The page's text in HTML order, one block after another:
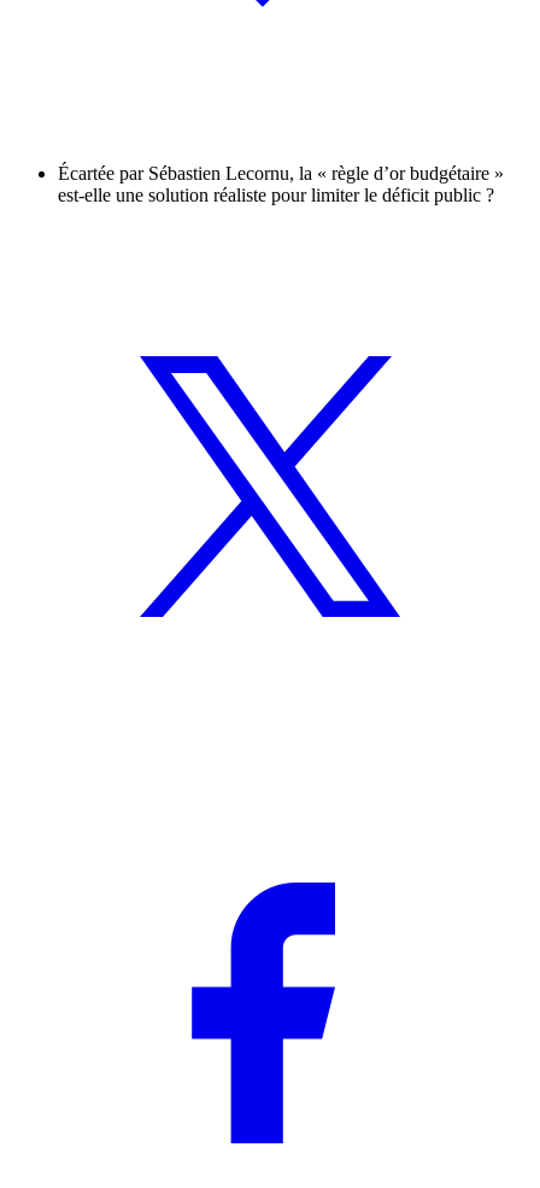
Écartée par Sébastien Lecornu, la « règle d’or budgétaire »
est-elle une solution réaliste pour limiter le déficit public ?